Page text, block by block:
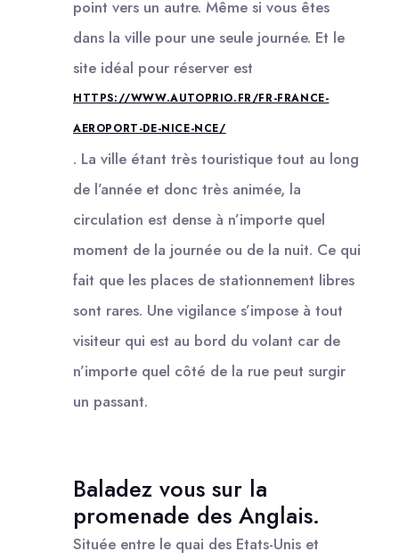
point vers un autre. Même si vous êtes
dans la ville pour une seule journée. Et le
site idéal pour réserver est
HTTPS://WWW.AUTOPRIO.FR/FR-FRANCE-
AEROPORT-DE-NICE-NCE/
. La ville étant très touristique tout au long
de l’année et donc très animée, la
circulation est dense à n’importe quel
moment de la journée ou de la nuit. Ce qui
fait que les places de stationnement libres
sont rares. Une vigilance s’impose à tout
visiteur qui est au bord du volant car de
n’importe quel côté de la rue peut surgir
un passant.
Baladez vous sur la
promenade des Anglais.
Située entre le quai des Etats-Unis et